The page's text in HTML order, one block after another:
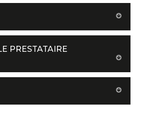
PRESTATAIRE